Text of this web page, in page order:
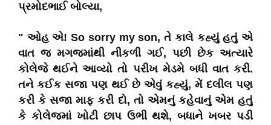
પ્રમોદભાઈ બોલ્યા,
" ઓહ એ! So sorry my son, તે કાલે કહ્યું હતું એ
વાત જ મગજમાંથી નીકળી ગઈ, પછી છેક અત્યારે
કોલેજે થઈને આવ્યો તો પરીખ મેડમે બધી વાત કરી.
તને કઈક સજા પણ થઈ છે એવું કહ્યું, મેં દલીલ પણ
કરી કે સજા માફ કરી દો, તો એમનું કહેવાનું એમ હતું
કે કોલેજમાં ખોટી છાપ ઉભી થશે, બધાને ખબર પડી